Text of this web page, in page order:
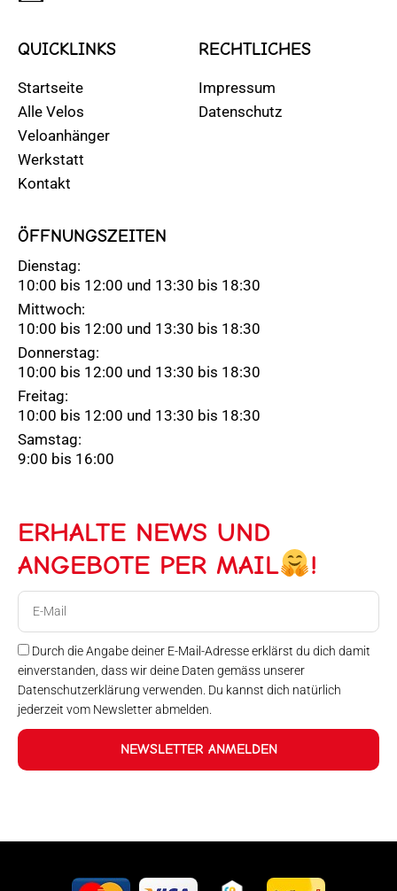
QUICKLINKS
Startseite
Alle Velos
Veloanhänger
Werkstatt
Kontakt
RECHTLICHES
Impressum
Datenschutz
ÖFFNUNGSZEITEN
Dienstag:
10:00 bis 12:00 und 13:30 bis 18:30
Mittwoch:
10:00 bis 12:00 und 13:30 bis 18:30
Donnerstag:
10:00 bis 12:00 und 13:30 bis 18:30
Freitag:
10:00 bis 12:00 und 13:30 bis 18:30
Samstag:
9:00 bis 16:00
ERHALTE NEWS UND
ANGEBOTE PER MAIL
!
Durch die Angabe deiner E-Mail-Adresse erklärst du dich damit
einverstanden, dass wir deine Daten gemäss unserer
Datenschutzerklärung verwenden. Du kannst dich natürlich
jederzeit vom Newsletter abmelden.
NEWSLETTER ANMELDEN